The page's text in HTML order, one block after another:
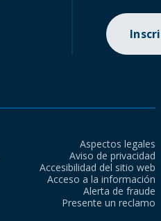
Aspectos legales
Aviso de privacidad
Accesibilidad del sitio web
Acceso a la información
Alerta de fraude
Presente un reclamo